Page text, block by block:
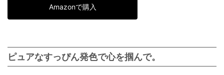
Amazonで購入
ピュアなすっぴん発色で心を掴んで。